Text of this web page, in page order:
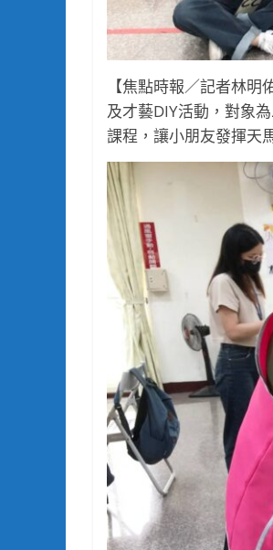
【焦點時報／記者林
及才藝DIY活動，對象
課程，讓小朋友發揮天